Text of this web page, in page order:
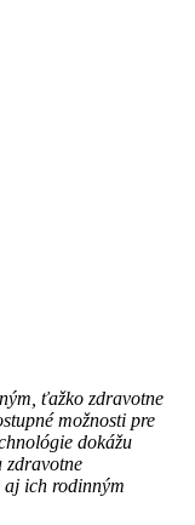
ťažko zdravotne
možnosti pre
dokážu
zdravotne
aj ich rodinným